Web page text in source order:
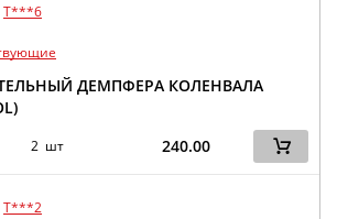
T***6
ДЕМПФЕРА КОЛЕНВАЛА
2 шт 240.00
T***2